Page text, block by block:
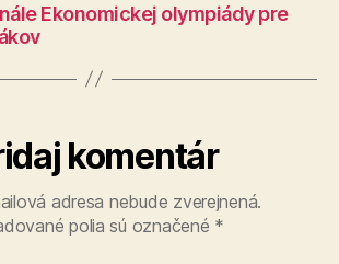
Ekonomickej olympiády pre
komentár
adresa nebude zverejnená.
polia sú označené *